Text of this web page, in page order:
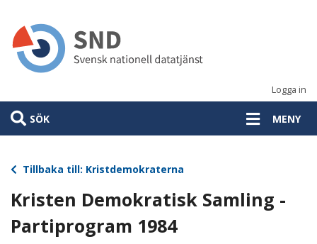
huvudinnehåll
Logga in
SÖK MENY
Tillbaka till: Kristdemokraterna
Kristen Demokratisk Samling -
Partiprogram 1984